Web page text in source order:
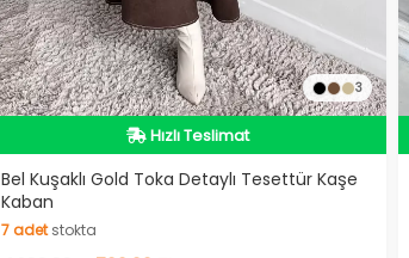
3
İndirimli Ürün
Hızlı Teslimat
Bel Kuşaklı Gold Toka Detaylı Tesettür Kaşe
Kaban
7adetstokta